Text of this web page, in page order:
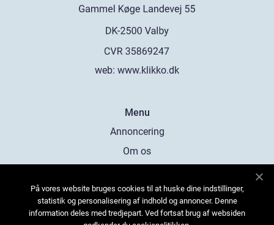
web: www.klikko.dk
Menu
Annoncering
Om os
Kontakt os
Sitemap
På vores website bruges cookies til at huske dine indstillinger,
statistik og personalisering af indhold og annoncer. Denne
information deles med tredjepart. Ved fortsat brug af websiden